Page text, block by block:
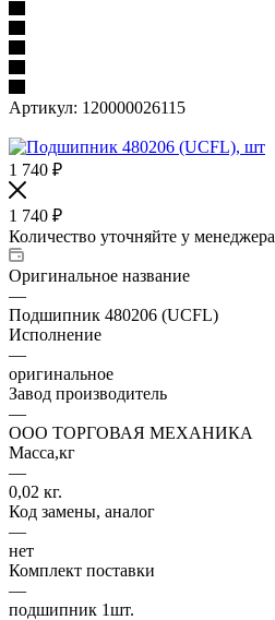
Артикул: 120000026115
1 740 ₽
1 740 ₽
Количество уточняйте у менеджера
Оригинальное название
—
Подшипник 480206 (UCFL)
Исполнение
—
оригинальное
Завод производитель
—
ООО ТОРГОВАЯ МЕХАНИКА
Масса,кг
—
0,02 кг.
Код замены, аналог
—
нет
Комплект поставки
—
подшипник 1шт.